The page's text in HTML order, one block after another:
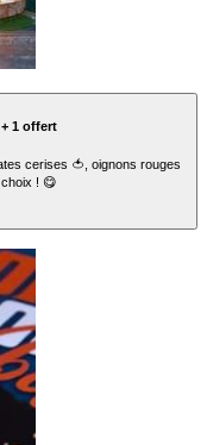
1 offert
cerises 🍅, oignons rouges
! 😋